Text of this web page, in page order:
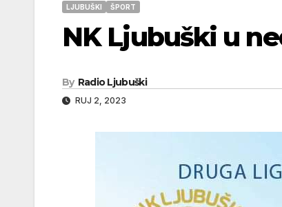
LJUBUŠKI ŠPORT
NK Ljubuški u
By Radio Ljubuški
RUJ 2, 2023